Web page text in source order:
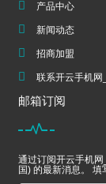
产品中心
新闻动态
招商加盟
联系开云手机网
邮箱订阅
通过订阅开云手机
国) 的最新消息。 填